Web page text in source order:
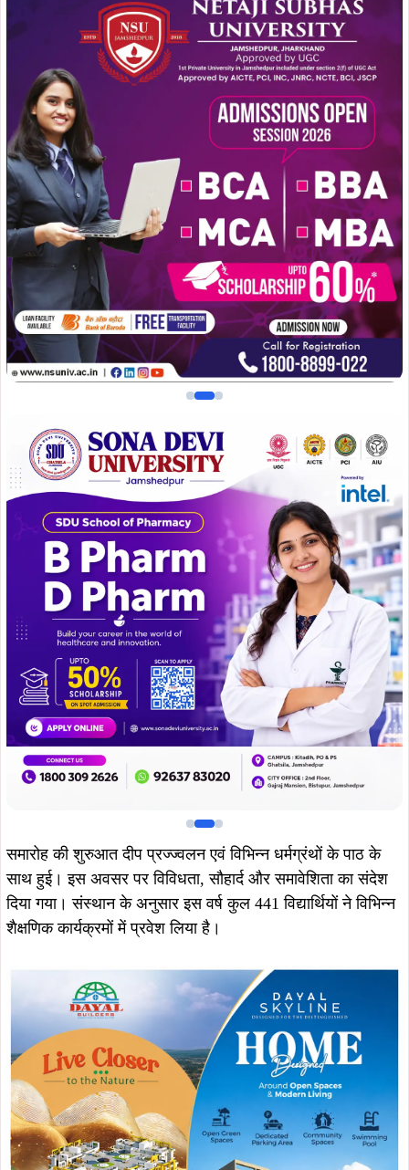
समारोह की शुरुआत दीप प्रज्ज्वलन एवं विभिन्न धर्मग्रंथों के पाठ के
साथ हुई। इस अवसर पर विविधता, सौहार्द और समावेशिता का संदेश
दिया गया। संस्थान के अनुसार इस वर्ष कुल 441 विद्यार्थियों ने विभिन्न
शैक्षणिक कार्यक्रमों में प्रवेश लिया है।